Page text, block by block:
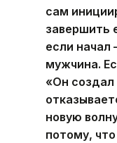
сам
завершить
если
мужчина.
«Он
новую
потому,